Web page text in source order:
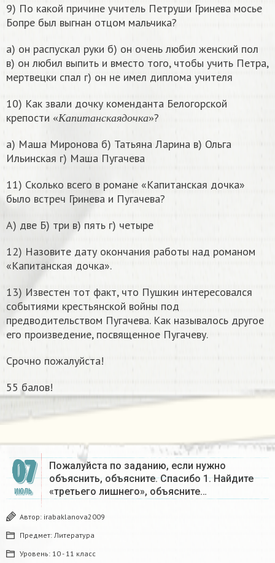
9) По какой причине учитель Петруши Гринева мосье
Бопре был выгнан отцом мальчика?
а) он распускал руки б) он очень любил женский пол
в) он любил выпить и вместо того, чтобы учить Петра,
мертвецки спал г) он не имел диплома учителя
10) Как звали дочку коменданта Белогорской
крепости
« Ка п и т а н с кая д о ч ка »
«Ка питан скаядочка»
?
а) Маша Миронова б) Татьяна Ларина в) Ольга
Ильинская г) Маша Пугачева
11) Сколько всего в романе «Капитанская дочка»
было встреч Гринева и Пугачева?
А) две Б) три в) пять г) четыре
12) Назовите дату окончания работы над романом
«Капитанская дочка».
13) Известен тот факт, что Пушкин интересовался
событиями крестьянской войны под
предводительством Пугачева. Как называлось другое
его произведение, посвященное Пугачеву.
Срочно пожалуйста!
55 балов!
07
ИЮЛЬ
Пожалуйста по заданию, если нужно
объяснить, объясните. Спасибо 1. Найдите
«третьего лишнего», объясните…
Автор: irabaklanova2009
Предмет: Литература
Уровень: 10 - 11 класс